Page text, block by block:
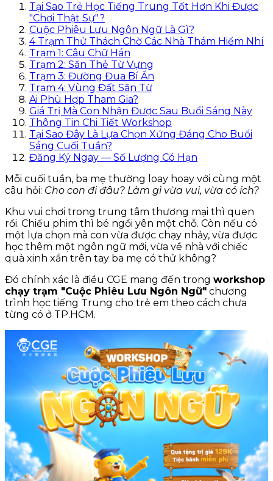
Tại Sao Trẻ Học Tiếng Trung Tốt Hơn Khi Được
"Chơi Thật Sự"?
Cuộc Phiêu Lưu Ngôn Ngữ Là Gì?
4 Trạm Thử Thách Chờ Các Nhà Thám Hiểm Nhí
Trạm 1: Câu Chữ Hán
Trạm 2: Săn Thẻ Từ Vựng
Trạm 3: Đường Đua Bí Ẩn
Trạm 4: Vùng Đất Săn Từ
Ai Phù Hợp Tham Gia?
Giá Trị Mà Con Nhận Được Sau Buổi Sáng Này
Thông Tin Chi Tiết Workshop
Tại Sao Đây Là Lựa Chọn Xứng Đáng Cho Buổi
Sáng Cuối Tuần?
Đăng Ký Ngay — Số Lượng Có Hạn
Mỗi cuối tuần, ba mẹ thường loay hoay với cùng một
câu hỏi: Cho con đi đâu? Làm gì vừa vui, vừa có ích?
Khu vui chơi trong trung tâm thương mại thì quen
rồi. Chiếu phim thì bé ngồi yên một chỗ. Còn nếu có
một lựa chọn mà con vừa được chạy nhảy, vừa được
học thêm một ngôn ngữ mới, vừa về nhà với chiếc
quà xinh xắn trên tay ba mẹ có thử không?
Đó chính xác là điều CGE mang đến trong workshop
chạy trạm "Cuộc Phiêu Lưu Ngôn Ngữ" chương
trình học tiếng Trung cho trẻ em theo cách chưa
từng có ở TP.HCM.